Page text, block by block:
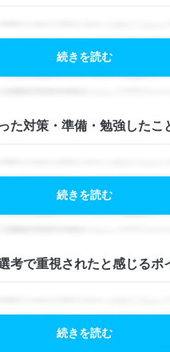
続きを読む
た対策・準備・勉強したこ
続きを読む
考で重視されたと感じるポ
続きを読む